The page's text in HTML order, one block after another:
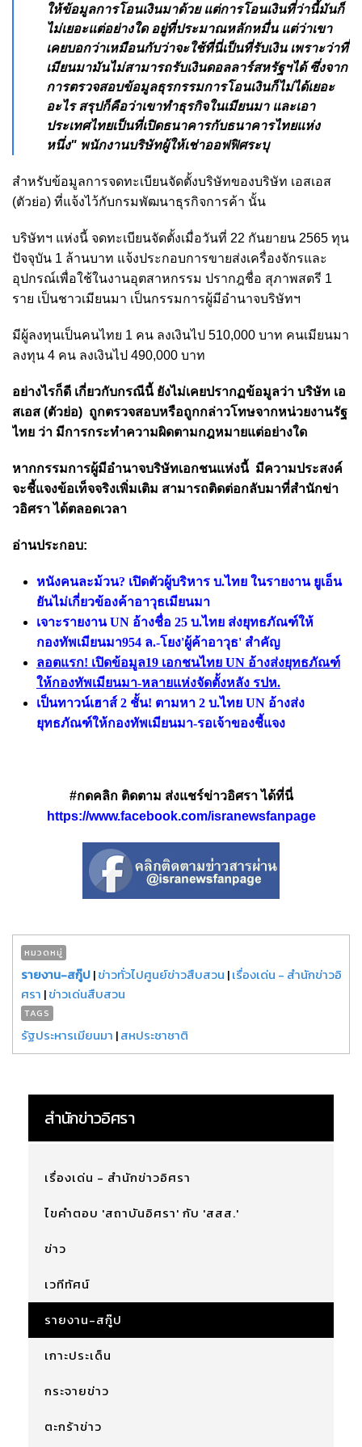
ให้ข้อมูลการโอนเงินมาด้วย แต่การโอนเงินที่ว่านี้มันก็
ไม่เยอะแต่อย่างใด อยู่ที่ประมาณหลักหมื่น แต่ว่าเขา
เคยบอกว่าเหมือนกับว่าจะใช้ที่นี่เป็นที่รับเงิน เพราะว่าที่
เมียนมามันไม่สามารถรับเงินดอลลาร์สหรัฐฯได้ ซึ่งจาก
การตรวจสอบข้อมูลธุรกรรมการโอนเงินก็ไม่ได้เยอะ
อะไร สรุปก็คือว่าเขาทำธุรกิจในเมียนมา และเอา
ประเทศไทยเป็นที่เปิดธนาคารกับธนาคารไทยแห่ง
หนึ่ง" พนักงานบริษัทผู้ให้เช่าออฟฟิศระบุ
สำหรับข้อมูลการจดทะเบียนจัดตั้งบริษัทของบริษัท เอสเอส
(ตัวย่อ) ที่แจ้งไว้กับกรมพัฒนาธุรกิจการค้า นั้น
บริษัทฯ แห่งนี้ จดทะเบียนจัดตั้งเมื่อวันที่ 22 กันยายน 2565 ทุน
ปัจจุบัน 1 ล้านบาท แจ้งประกอบการขายส่งเครื่องจักรและ
อุปกรณ์เพื่อใช้ในงานอุตสาหกรรม ปรากฎชื่อ สุภาพสตรี 1
ราย เป็นชาวเมียนมา เป็นกรรมการผู้มีอำนาจบริษัทฯ
มีผู้ลงทุนเป็นคนไทย 1 คน ลงเงินไป 510,000 บาท คนเมียนมา
ลงทุน 4 คน ลงเงินไป 490,000 บาท
อย่างไรก็ดี เกี่ยวกับกรณีนี้ ยังไม่เคยปรากฏข้อมูลว่า บริษัท เอ
สเอส (ตัวย่อ) ถูกตรวจสอบหรือถูกกล่าวโทษจากหน่วยงานรัฐ
ไทย ว่า มีการกระทำความผิดตามกฎหมายแต่อย่างใด
หากกรรมการผู้มีอำนาจบริษัทเอกชนแห่งนี้ มีความประสงค์
จะชี้แจงข้อเท็จจริงเพิ่มเติม สามารถติดต่อกลับมาที่สำนักข่า
วอิศรา ได้ตลอดเวลา
อ่านประกอบ:
หนังคนละม้วน? เปิดตัวผู้บริหาร บ.ไทย ในรายงาน ยูเอ็น
ยันไม่เกี่ยวข้องค้าอาวุธเมียนมา
เจาะรายงาน UN อ้างชื่อ 25 บ.ไทย ส่งยุทธภัณฑ์ให้
กองทัพเมียนมา954 ล.-โยง'ผู้ค้าอาวุธ' สำคัญ
ลอตแรก! เปิดข้อมูล19 เอกชนไทย UN อ้างส่งยุทธภัณฑ์
ให้กองทัพเมียนมา-หลายแห่งจัดตั้งหลัง รปห.
เป็นทาวน์เฮาส์ 2 ชั้น! ตามหา 2 บ.ไทย UN อ้างส่ง
ยุทธภัณฑ์ให้กองทัพเมียนมา-รอเจ้าของชี้แจง
#กดคลิก ติดตาม ส่งแชร์ข่าวอิศรา ได้ที่นี่
https://www.facebook.com/isranewsfanpage
หมวดหมู่
รายงาน-สกู๊ป|ข่าวทั่วไปศูนย์ข่าวสืบสวน |เรื่องเด่น - สำนักข่าวอิ
ศรา |ข่าวเด่นสืบสวน
TAGS
รัฐประหารเมียนมา |สหประชาชาติ
สำนักข่าวอิศรา
เรื่องเด่น - สำนักข่าวอิศรา
ไขคำตอบ 'สถาบันอิศรา' กับ 'สสส.'
ข่าว
เวทีทัศน์
รายงาน-สกู๊ป
เกาะประเด็น
กระจายข่าว
ตะกร้าข่าว